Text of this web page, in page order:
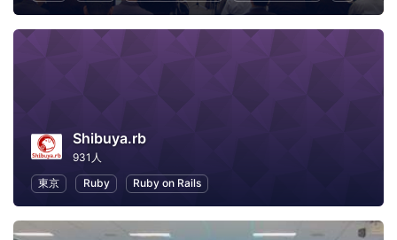
Shibuya.rb
931人
東京
Ruby Ruby on Rails